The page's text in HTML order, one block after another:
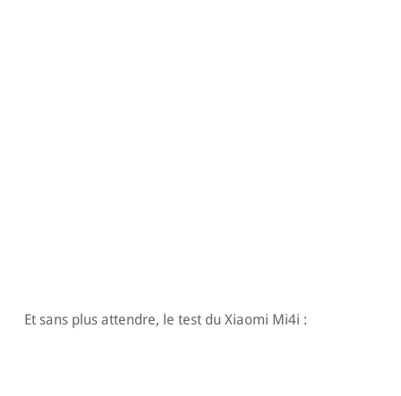
Et sans plus attendre, le test du Xiaomi Mi4i :